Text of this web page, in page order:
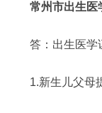
常州市出生医
答：出生医学
1.新生儿父母